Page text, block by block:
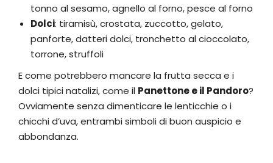
tonno al sesamo, agnello al forno, pesce al forno
Dolci: tiramisù, crostata, zuccotto, gelato,
panforte, datteri dolci, tronchetto al cioccolato,
torrone, struffoli
E come potrebbero mancare la frutta secca e i
dolci tipici natalizi, come il Panettone e il Pandoro?
Ovviamente senza dimenticare le lenticchie o i
chicchi d’uva, entrambi simboli di buon auspicio e
abbondanza.